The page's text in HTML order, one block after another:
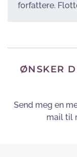
forfattere.
ØNSKER
Send meg en
mail til